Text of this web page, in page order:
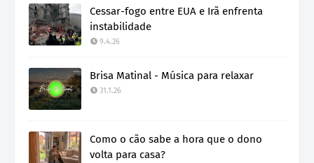
Cessar-fogo entre EUA e Irã enfrenta
instabilidade
9.4.26
Brisa Matinal - Música para relaxar
31.1.26
Como o cão sabe a hora que o dono
volta para casa?